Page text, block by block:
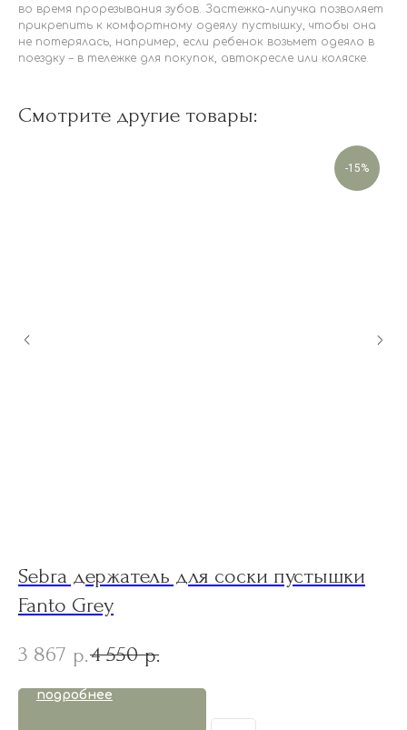
во время прорезывания зубов. Застежка-липучка позволяет
прикрепить к комфортному одеялу пустышку, чтобы она
не потерялась, например, если ребенок возьмет одеяло в
поездку – в тележке для покупок, автокресле или коляске.
Смотрите другие товары:
-15%
Sebra держатель для соски пустышки
Fanto Grey
3 867 р.4 550 р.
подробнее